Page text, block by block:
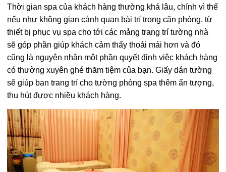
Thời gian spa của khách hàng thường khá lâu, chính vì thế
nếu như không gian cảnh quan bài trí trong căn phòng, từ
thiết bị phục vụ spa cho tới các mảng trang trí tường nhà
sẽ góp phần giúp khách cảm thấy thoải mái hơn và đó
cũng là nguyên nhân một phần quyết định việc khách hàng
có thường xuyên ghé thăm tiệm của bạn. Giấy dán tường
sẽ giúp bạn trang trí cho tường phòng spa thêm ấn tượng,
thu hút được nhiều khách hàng.